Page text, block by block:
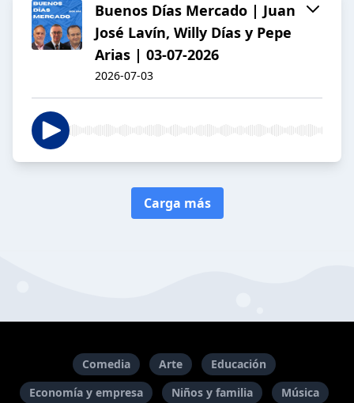
Buenos Días Mercado | Juan
José Lavín, Willy Días y Pepe
Arias | 03-07-2026
2026-07-03
Carga más
Comedia Arte
Educación
Economía y empresa
Niños y familia Música